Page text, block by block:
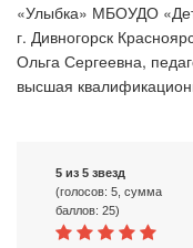
«Улыбка» МБОУДО
г. Дивногорск
Ольга Сергеевна,
высшая
5 из 5 звезд
(голосов: 5, сумма
баллов: 25)